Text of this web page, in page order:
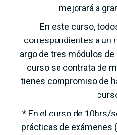
mejorará a
En este curso,
correspondientes a un
largo de tres módulos
curso se contrata de
tienes compromiso de
* En el curso de 10hrs/
prácticas de exámenes